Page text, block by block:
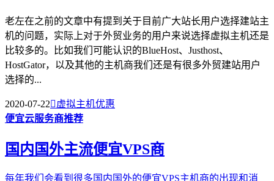
老左在之前的文章中有提到关于目前广大站长用户选择建站主
机的问题，实际上对于外贸业务的用户来说选择虚拟主机还是
比较多的。比如我们可能认识的BlueHost、Justhost、
HostGator，以及其他的主机商我们还是有很多外贸建站用户
选择的...
2020-07-22虚拟主机优惠
便宜云服务商推荐
国内国外主流便宜VPS商
每年我们会看到很多国内国外的便宜VPS主机商的出现和消